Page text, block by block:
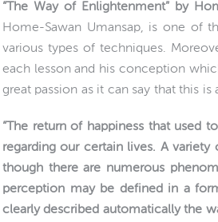
“The Way of Enlightenment” by
Home-Sawan Umansap, is one of
various types of techniques.
each lesson and his conception
great passion as it can say that this
“The return of happiness that used
regarding our certain lives. A
though there are numerous
perception may be defined in a
clearly described automatically the